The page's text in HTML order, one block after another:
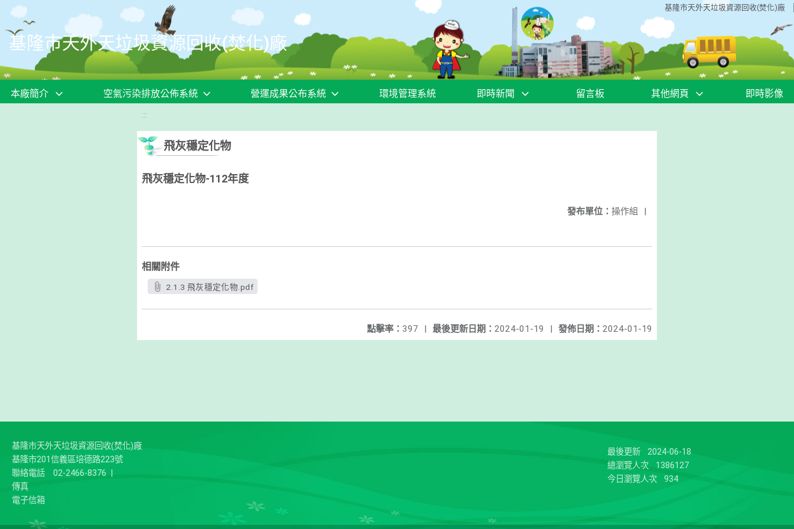
移至網頁之主要內容區位置 基隆市天外天垃圾資源回收(焚化)廠
基隆市天外天垃圾資源回收(焚化)廠
本廠簡介 空氣污染排放公佈系統 營運成果公布系統 環境管理系統 即時新聞 留言板 其他網頁 即時影像
:::
飛灰穩定化物
飛灰穩定化物-112年度
發布單位： 操作組 |
相關附件
2.1.3 飛灰穩定化物.pdf
發佈日期： 2024-01-19
最後更新日期： 2024-01-19 |
點擊率： 397 |
基隆市天外天垃圾資源回收(焚化)廠
基隆市201信義區培德路223號
聯絡電話
02-2466-8376
傳真
電子信箱
最後更新
2024-06-18
總瀏覽人次
1386127
今日瀏覽人次
934